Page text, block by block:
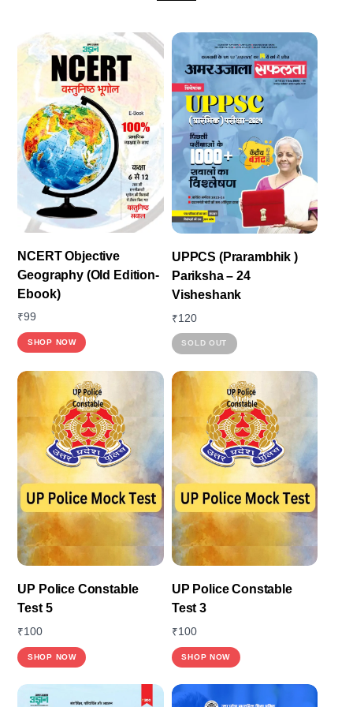
NCERT Objective
Geography (Old Edition-
Ebook)
₹99
SHOP NOW
UPPCS (Prarambhik )
Pariksha – 24
Visheshank
₹120
SOLD OUT
UP Police Constable
Test 5
₹100
SHOP NOW
has
UP Police Constable
Test 3
₹100
SHOP NOW